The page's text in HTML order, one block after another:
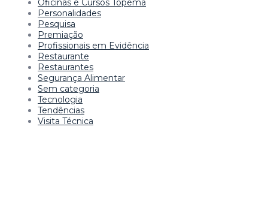
Oficinas e Cursos Topema
Personalidades
Pesquisa
Premiação
Profissionais em Evidência
Restaurante
Restaurantes
Segurança Alimentar
Sem categoria
Tecnologia
Tendências
Visita Técnica